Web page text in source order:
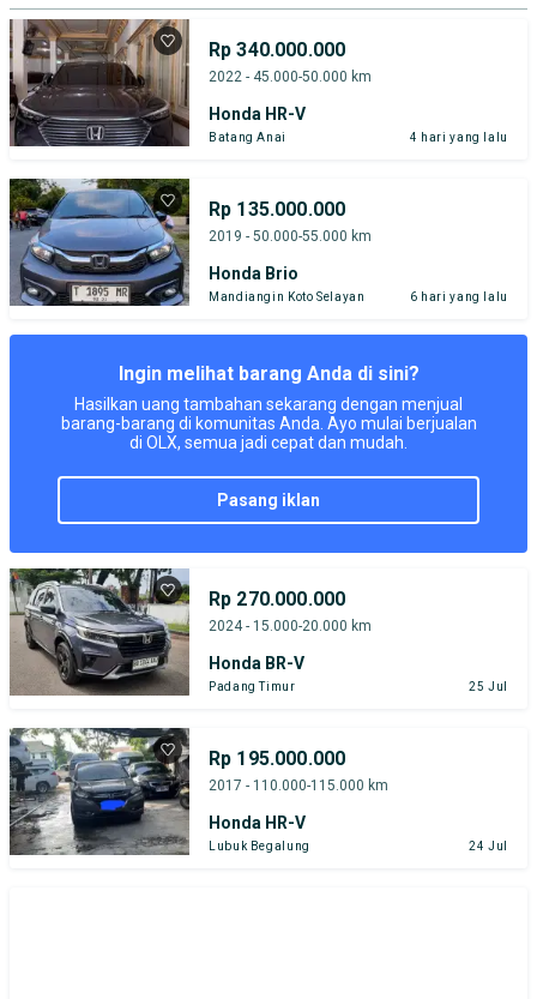
Rp 340.000.000
2022 - 45.000-50.000 km
Honda HR-V
Batang Anai 4 hari yang lalu
Rp 135.000.000
2019 - 50.000-55.000 km
Honda Brio
Mandiangin Koto Selayan 6 hari yang lalu
Ingin melihat barang Anda di sini?
Hasilkan uang tambahan sekarang dengan menjual
barang-barang di komunitas Anda. Ayo mulai berjualan
di OLX, semua jadi cepat dan mudah.
pasang iklan
Rp 270.000.000
2024 - 15.000-20.000 km
Honda BR-V
Padang Timur 25 Jul
Rp 195.000.000
2017 - 110.000-115.000 km
Honda HR-V
Lubuk Begalung 24 Jul